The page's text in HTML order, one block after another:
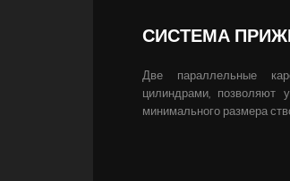
СИСТЕМА
Две параллельные
цилиндрами, позволяют
минимального размера